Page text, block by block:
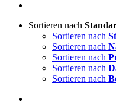
Sortieren nach
Sortieren nach
Sortieren nach
Sortieren nach
Sortieren nach
Sortieren nach